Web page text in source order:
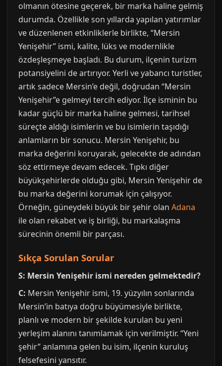
olmanın ötesine geçerek, bir marka haline gelmiş
durumda. Özellikle son yıllarda yapılan yatırımlar
ve düzenlenen etkinliklerle birlikte, “Mersin
Yenişehir” ismi, kalite, lüks ve modernlikle
özdeşleşmeye başladı. Bu durum, ilçenin turizm
potansiyelini de artırıyor. Yerli ve yabancı turistler,
artık sadece Mersin’e değil, doğrudan “Mersin
Yenişehir”e gelmeyi tercih ediyor. İlçe isminin bu
kadar güçlü bir marka haline gelmesi, tarihsel
süreçte aldığı isimlerin ve bu isimlerin taşıdığı
anlamların bir sonucu. Mersin Yenişehir, bu
marka değerini koruyarak, gelecekte de adından
söz ettirmeye devam edecek. Tıpkı diğer
büyükşehirlerde olduğu gibi, Mersin Yenişehir de
bu marka değerini korumak için çalışıyor.
Örneğin, güneydeki büyük bir şehir olan Adana
ile olan rekabet ve iş birliği, bu markalaşma
sürecinin önemli bir parçası.
Sıkça Sorulan Sorular
S: Mersin Yenişehir ismi nereden gelmektedir?
C: Mersin Yenişehir ismi, 19. yüzyılın sonlarında
Mersin’in batıya doğru büyümesiyle birlikte,
planlı ve modern bir şekilde kurulan bu yeni
yerleşim alanını tanımlamak için verilmiştir. “Yeni
şehir” anlamına gelen bu isim, ilçenin kuruluş
felsefesini yansıtır.